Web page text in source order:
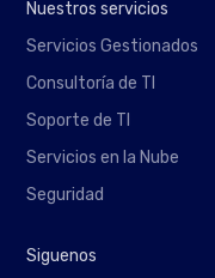
Nuestros servicios
Servicios Gestionados
Consultoría de TI
Soporte de TI
Servicios en la Nube
Seguridad
Siguenos